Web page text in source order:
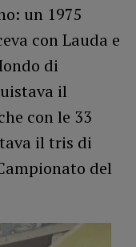
un 1975
con Lauda e
di
il
con le 33
il tris di
del